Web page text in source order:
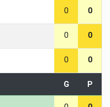
0 0
0 0
0 0
G P